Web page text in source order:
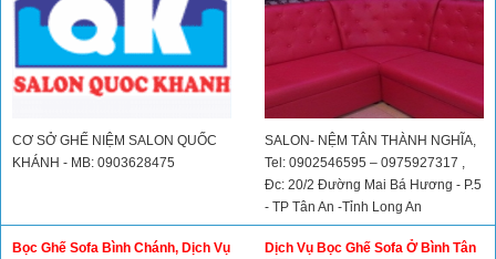
CƠ SỞ GHẾ NIỆM SALON QUỐC
KHÁNH - MB: 0903628475
SALON- NỆM TÂN THÀNH NGHĨA,
Tel: 0902546595 – 0975927317 ,
Đc: 20/2 Đường Mai Bá Hương - P.5
- TP Tân An -Tỉnh Long An
Bọc Ghế Sofa Bình Chánh, Dịch Vụ
Dịch Vụ Bọc Ghế Sofa Ở Bình Tân